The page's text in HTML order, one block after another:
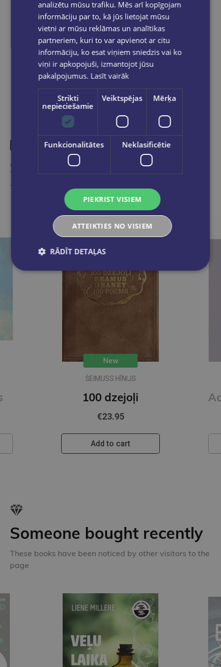
within 2-5 working days.
Share on social networks:
Similar products
Take a look
New
LINDA MENCE
€15.95
Add to cart
Someone bought recently
These books have been noticed by other visitors to the
page
analizētu mūsu trafiku. Mēs arī kopīgojam
informāciju par to, kā jūs lietojat mūsu
vietni ar mūsu reklāmas un analītikas
partneriem, kuri to var apvienot ar citu
informāciju, ko esat viņiem sniedzis vai ko
viņi ir apkopojuši, izmantojot jūsu
pakalpojumus. Lasīt vairāk
Strikti
nepieciešamie
Veiktspējas Mērķa
Funkcionalitātes Neklasificētie
PIEKRIST VISIEM
ATTEIKTIES NO VISIEM
RĀDĪT DETAĻAS